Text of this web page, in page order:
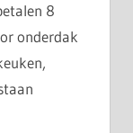
8
onderdak